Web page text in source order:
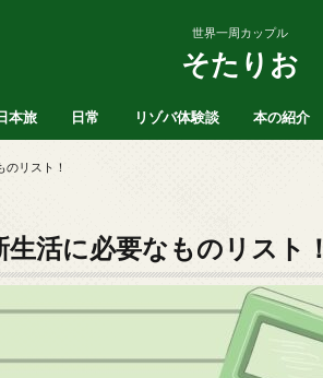
世界一周カップル
そたりお
本旅 日常 リゾバ体験談 本の紹介
のリスト！
生活に必要なものリスト！